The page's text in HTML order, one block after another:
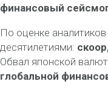
финансовый
По оценке аналитиков
десятилетиями:
Обвал японской
глобальной